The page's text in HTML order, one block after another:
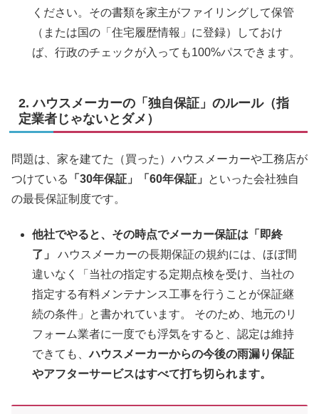
ください。その書類を家主がファイリングして保管
（または国の「住宅履歴情報」に登録）しておけ
ば、行政のチェックが入っても100%パスできます。
2. ハウスメーカーの「独自保証」のルール（指
定業者じゃないとダメ）
問題は、家を建てた（買った）ハウスメーカーや工務店が
つけている
「30年保証」「60年保証」
といった会社独自
の最長保証制度です。
他社でやると、その時点でメーカー保証は「即終
了」
ハウスメーカーの長期保証の規約には、ほぼ間
違いなく「当社の指定する定期点検を受け、当社の
指定する有料メンテナンス工事を行うことが保証継
続の条件」と書かれています。 そのため、地元のリ
フォーム業者に一度でも浮気をすると、認定は維持
できても、ハウスメーカーからの今後の雨漏り保証
やアフターサービスはすべて打ち切られます。